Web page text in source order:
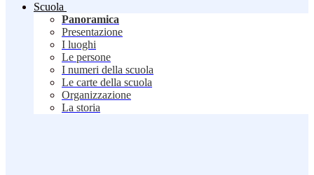
Scuola
Panoramica
Presentazione
I luoghi
Le persone
I numeri della scuola
Le carte della scuola
Organizzazione
La storia